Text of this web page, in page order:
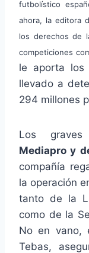
futbolístico
ahora, la editora
los derechos de
competiciones
le aporta los
llevado a
294 millones
Los
Mediapro y
compañía
la operación
tanto de la
como de la
No en vano,
Tebas,